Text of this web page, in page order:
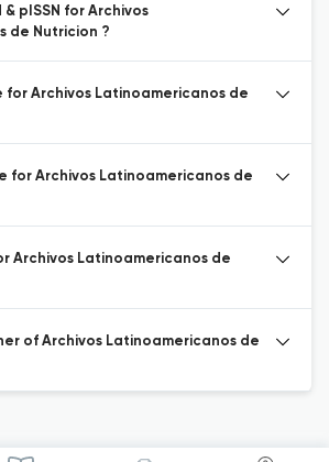
pISSN for Archivos
de Nutricion ?
for Archivos Latinoamericanos de
for Archivos Latinoamericanos de
Archivos Latinoamericanos de
of Archivos Latinoamericanos de